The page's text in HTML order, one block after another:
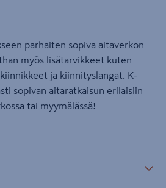
parhaiten sopiva aitaverkon
myös lisätarvikkeet kuten
ja kiinnityslangat. K-
sopivan aitaratkaisun erilaisiin
tai myymälässä!